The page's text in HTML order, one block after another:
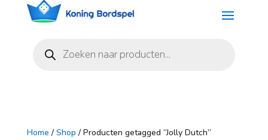
zoeken
Home / Shop / Producten getagged “Jolly Dutch”